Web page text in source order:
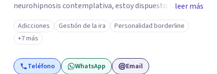
neurohipnosis contemplativa, estoy dispuesto y deseoso
de acompañarte en este camino de auto descubrimiento
y crecimiento personal dejando atrás todo aquello que
nos impiden avanzar y ser exitosos.Vamos a transitar
juntos el camino a tu sanidad. DFisponible y atento a tu
llamado un abrazo cordial.
leer más
Adicciones Gestión de la ira
Personalidad borderline
+7 más
Teléfono WhatsApp Email